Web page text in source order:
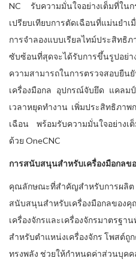
NC รับความมั่นใจอย่างเต็มที่ใน
เปรียบเทียบการตัดเฉือนที่แม่นยำเ
การจำลองแบบเรียลไทม์ประสิทธิ
ซับซ้อนที่สุดจะได้รับการขึ้นรูปอ
ความสามารถในการตรวจสอบยื
เครื่องมือกล อุปกรณ์จับยึด แคล
เวลาหยุดทำงาน เพิ่มประสิทธิภา
เฉือน พร้อมรับความมั่นใจอย่างเ
ด้วย OneCNC
การสนับสนุนสำหรับเครื่องมือกลข
คุณลักษณะที่สำคัญสำหรับการผลิต
สนับสนุนสำหรับเครื่องมือกลของคุ
เครื่องจักรและเครื่องจักรมาตรฐา
สำหรับตำแหน่งเครื่องจักร โพสต์ถู
ทรงพลัง ช่วยให้กำหนดค่าส่วนบุค